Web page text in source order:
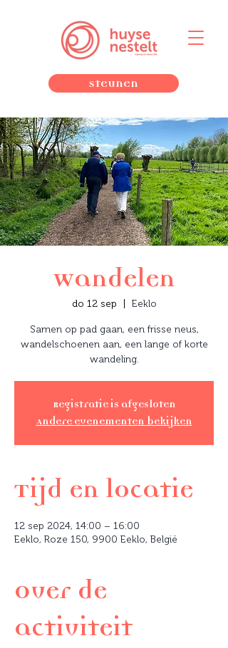
Steunen
Wandelen
do 12 sep Eeklo
Samen op pad gaan, een frisse neus,
wandelschoenen aan, een lange of korte
wandeling.
Registratie is afgesloten
Andere evenementen bekijken
Tijd en locatie
12 sep 2024, 14:00 – 16:00
Eeklo, Roze 150, 9900 Eeklo, België
Over de
activiteit